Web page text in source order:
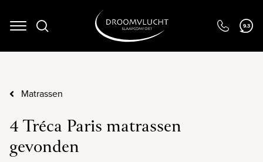
Navigation 9.3
Matrassen
4 Tréca Paris matrassen
gevonden